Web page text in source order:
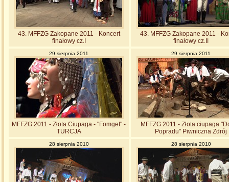
43. MFFZG Zakopane 2011 - Koncert
finałowy cz.I
43. MFFZG Zakopane 2011 -
finałowy cz.II
29 sierpnia 2011
MFFZG 2011 - Złota Ciupaga - "Fomget" -
TURCJA
29 sierpnia 2011
MFFZG 2011 - Złota ciupaga
Popradu" Piwniczna Zdrój
28 sierpnia 2010 28 sierpnia 2010